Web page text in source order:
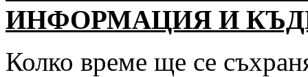
ИНФОРМАЦИЯ И
Колко време ще се